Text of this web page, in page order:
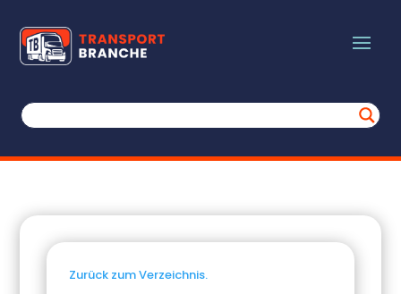
Zurück zum Verzeichnis.